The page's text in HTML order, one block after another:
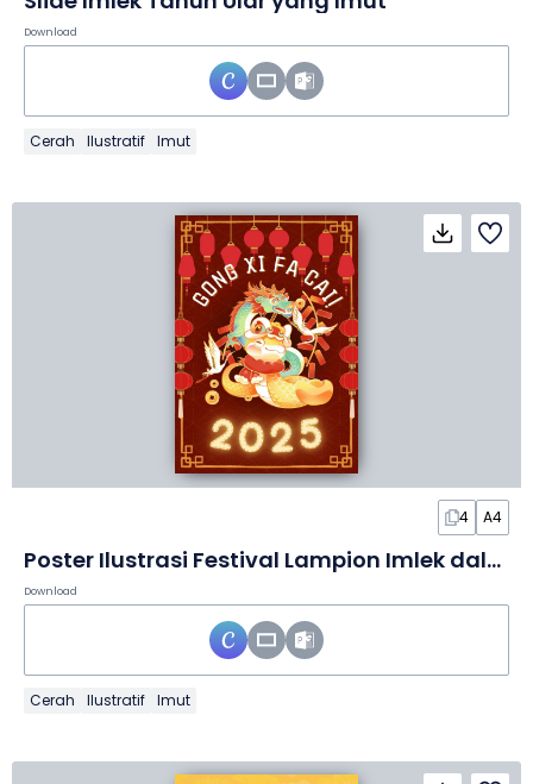
Download
Cerah Ilustratif Imut
4 A4
Poster Ilustrasi Festival Lampion Imlek dalam Poster
Download
Cerah Ilustratif Imut